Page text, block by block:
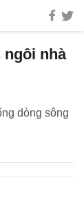
nhà
dòng sông